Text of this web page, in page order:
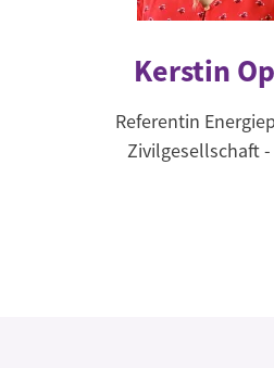
Kerstin
Referentin
Zivilgesellschaft -